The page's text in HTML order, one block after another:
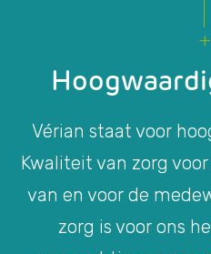
Vérian staat voor
Kwaliteit van zorg
van en voor de
zorg is voor ons